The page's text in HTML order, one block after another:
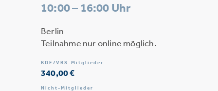
10:00 – 16:00 Uhr
Berlin
Teilnahme nur online möglich.
BDE/VBS-Mitglieder
340,00 €
Nicht-Mitglieder